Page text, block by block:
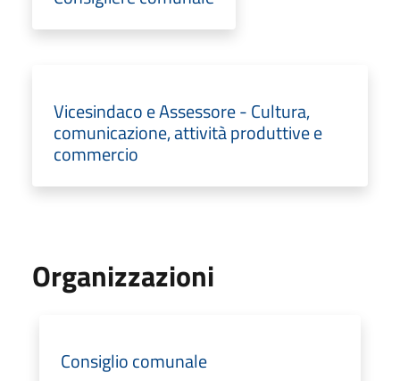
Vicesindaco e Assessore - Cultura,
comunicazione, attività produttive e
commercio
Organizzazioni
Consiglio comunale